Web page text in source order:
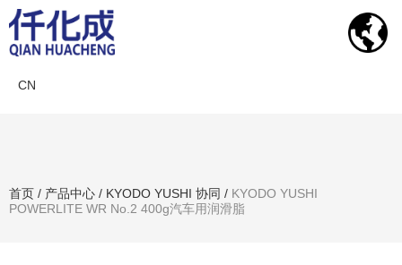
CN
首页 / 产品中心 / KYODO YUSHI 协同 / KYODO YUSHI
POWERLITE WR No.2 400g汽车用润滑脂